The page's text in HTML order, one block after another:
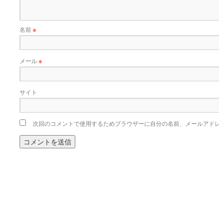
名前※
メール※
サイト
次回のコメントで使用するためブラウザーに自分の名前、メールアド